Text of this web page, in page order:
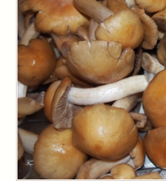
соусы(1)
Супы(1)
тушеное (3)
Заначка на зиму!(29)
Грибы(5)
Напитки(3)
Овощные заготовки(11)
Сладкие заготовки(10)
Поговорим о(19)